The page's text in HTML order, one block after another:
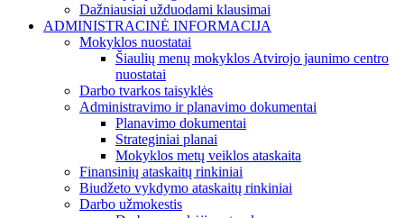
Dažniausiai užduodami klausimai
ADMINISTRACINĖ INFORMACIJA
Mokyklos nuostatai
Šiaulių menų mokyklos Atvirojo jaunimo centro
nuostatai
Darbo tvarkos taisyklės
Administravimo ir planavimo dokumentai
Planavimo dokumentai
Strateginiai planai
Mokyklos metų veiklos ataskaita
Finansinių ataskaitų rinkiniai
Biudžeto vykdymo ataskaitų rinkiniai
Darbo užmokestis